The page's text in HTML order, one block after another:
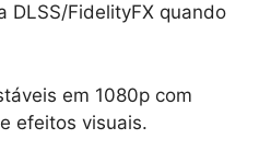
DLSS/FidelityFX quando
em 1080p com
efeitos visuais.